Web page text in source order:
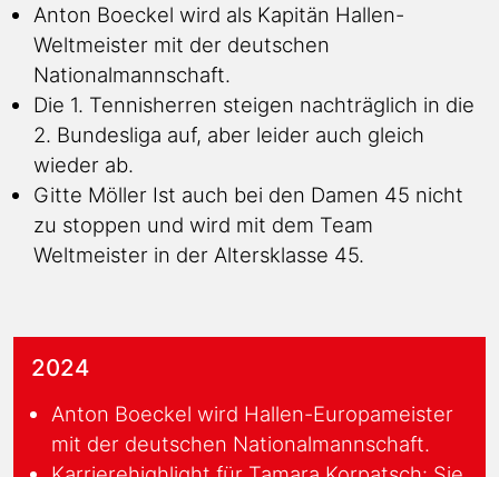
Anton Boeckel wird als Kapitän Hallen-
Weltmeister mit der deutschen
Nationalmannschaft.
Die 1. Tennisherren steigen nachträglich in die
2. Bundesliga auf, aber leider auch gleich
wieder ab.
Gitte Möller Ist auch bei den Damen 45 nicht
zu stoppen und wird mit dem Team
Weltmeister in der Altersklasse 45.
2024
Anton Boeckel wird Hallen-Europameister
mit der deutschen Nationalmannschaft.